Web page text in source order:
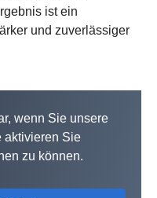
ist ein
und zuverlässiger
wenn Sie unsere
aktivieren Sie
zu können.